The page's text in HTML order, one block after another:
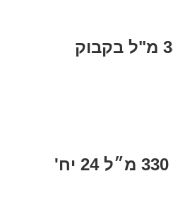
330 מ״ל 24 יח'